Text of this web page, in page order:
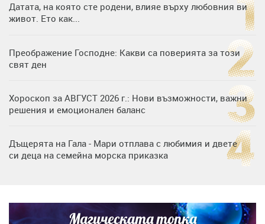
Датата, на която сте родени, влияе върху любовния ви
живот. Ето как...
Преображение Господне: Какви са поверията за този
свят ден
Хороскоп за АВГУСТ 2026 г.: Нови възможности, важни
решения и емоционален баланс
Дъщерята на Гала - Мари отплава с любимия и двете
си деца на семейна морска приказка
Димов издадоха своето любимо място
Магическата топка